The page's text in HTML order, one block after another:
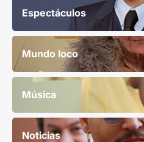
Espectáculos
Mundo loco
Música
Noticias